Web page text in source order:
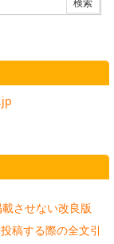
させない改良版
稿する際の全文引